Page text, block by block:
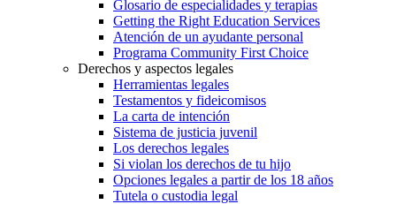
Glosario de especialidades y terapias
Getting the Right Education Services
Atención de un ayudante personal
Programa Community First Choice
Derechos y aspectos legales
Herramientas legales
Testamentos y fideicomisos
La carta de intención
Sistema de justicia juvenil
Los derechos legales
Si violan los derechos de tu hijo
Opciones legales a partir de los 18 años
Tutela o custodia legal